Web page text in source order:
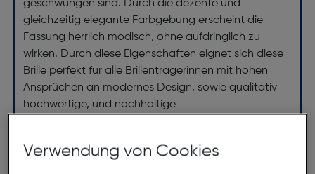
geschwungen sind. Durch die dezente und
gleichzeitig elegante Farbgebung erscheint die
Fassung herrlich modisch, ohne aufdringlich zu
wirken. Durch diese Eigenschaften eignet sich diese
Brille perfekt für alle Brillenträgerinnen mit hohen
Ansprüchen an modernes Design, sowie qualitativ
hochwertige, und nachhaltige
Verwendung von Cookies